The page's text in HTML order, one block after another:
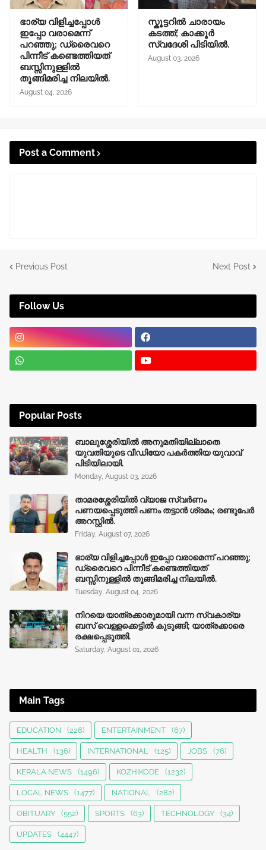
ഭാര്യ വിളിച്ചപ്പോള്‍
ഇപ്പോ വരാമെന്ന്
പറഞ്ഞു; ഡ്രൈവറെ
പിന്നീട് കണ്ടെത്തിയത്
ബസ്സിനുള്ളില്‍
തൂങ്ങിമരിച്ച നിലയിൽ.
August 04, 2026
സ്കൂട്ടറിൽ ചാരായം
കടത്ത്; കാക്കൂർ
സ്വദേശി പിടിയിൽ.
August 03, 2026
Post a Comment
Previous Post Next Post
Follow Us
Popular Posts
ബാലുശ്ശേരിയിൽ അനുമതിയില്ലാതെ
യുവതിയുടെ വീഡിയോ പകർത്തിയ യുവാവ്
പിടിയിലായി.
Monday, August 03, 2026
താമരശ്ശേരിയിൽ വ്യാജ സ്വർണം
പണയപ്പെടുത്തി പണം തട്ടാൻ ശ്രമം; രണ്ടുപേർ
അറസ്റ്റിൽ.
Friday, August 07, 2026
ഭാര്യ വിളിച്ചപ്പോള്‍ ഇപ്പോ വരാമെന്ന് പറഞ്ഞു;
ഡ്രൈവറെ പിന്നീട് കണ്ടെത്തിയത്
ബസ്സിനുള്ളില്‍ തൂങ്ങിമരിച്ച നിലയിൽ.
Tuesday, August 04, 2026
നിറയെ യാത്രക്കാരുമായി വന്ന സ്വകാര്യ
ബസ് വെള്ളക്കെട്ടിൽ കുടുങ്ങി; യാത്രക്കാരെ
രക്ഷപ്പെടുത്തി.
Saturday, August 01, 2026
Main Tags
EDUCATION (226) ENTERTAINMENT (67)
HEALTH (136) INTERNATIONAL (125) JOBS (76)
KERALA NEWS (1496) KOZHIKODE (1232)
LOCAL NEWS (1477) NATIONAL (282)
OBITUARY (552) SPORTS (63) TECHNOLOGY (34)
UPDATES (4447)